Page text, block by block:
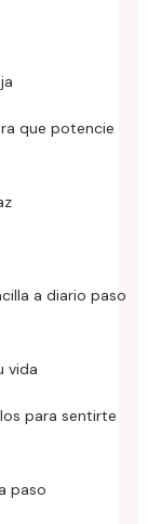
que potencie
a diario paso
vida
para sentirte
paso